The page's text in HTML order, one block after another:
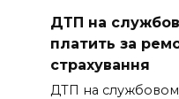
ДТП на
платить за
страхування
ДТП на